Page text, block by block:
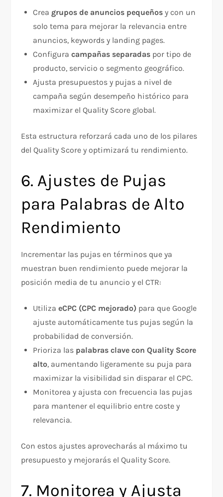
Crea grupos de anuncios pequeños y con un
solo tema para mejorar la relevancia entre
anuncios, keywords y landing pages.
Configuracampañas separadas por tipo de
producto, servicio o segmento geográfico.
Ajusta presupuestos y pujas a nivel de
campaña según desempeño histórico para
maximizar el Quality Score global.
Esta estructura reforzará cada uno de los pilares
del Quality Score y optimizará tu rendimiento.
6. Ajustes de Pujas
para Palabras de Alto
Rendimiento
Incrementar las pujas en términos que ya
muestran buen rendimiento puede mejorar la
posición media de tu anuncio y el CTR:
UtilizaeCPC (CPC mejorado) para que Google
ajuste automáticamente tus pujas según la
probabilidad de conversión.
Prioriza las palabras clave con Quality Score
alto, aumentando ligeramente su puja para
maximizar la visibilidad sin disparar el CPC.
Monitorea y ajusta con frecuencia las pujas
para mantener el equilibrio entre coste y
relevancia.
Con estos ajustes aprovecharás al máximo tu
presupuesto y mejorarás el Quality Score.
7. Monitorea y Ajusta